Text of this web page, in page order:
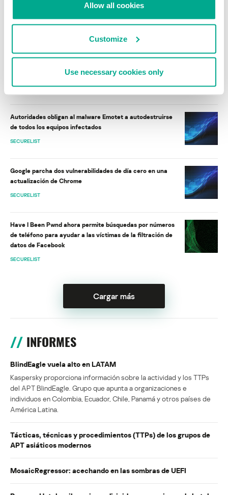
Allow all cookies
Customize
Use necessary cookies only
Estudio: el mercado negro Hydra
SECURELIST
DarkSide desaparece de la red
a The Colonial Pipeline
SECURELIST
Autoridades obligan al malware Emotet a autodestruirse
de todos los equipos infectados
SECURELIST
Google parcha dos vulnerabilidades de día cero en una
actualización de Chrome
SECURELIST
Have I Been Pwnd ahora permite búsquedas por números
de teléfono para ayudar a las víctimas de la filtración de
datos de Facebook
SECURELIST
Cargar más
INFORMES
BlindEagle vuela alto en LATAM
Kaspersky proporciona información sobre la actividad y los TTPs
del APT BlindEagle. Grupo que apunta a organizaciones e
individuos en Colombia, Ecuador, Chile, Panamá y otros países de
América Latina.
Tácticas, técnicas y procedimientos (TTPs) de los grupos de
APT asiáticos modernos
MosaicRegressor: acechando en las sombras de UEFI